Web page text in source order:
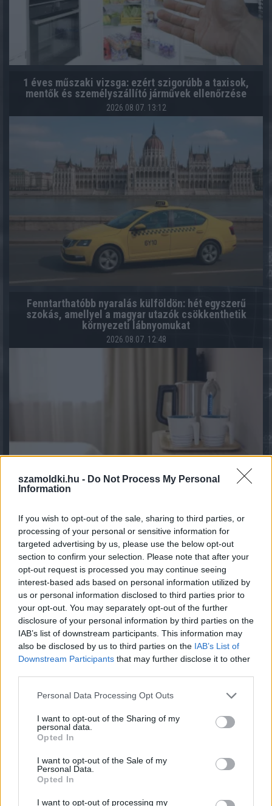
szamoldki.hu - Do Not Process My Personal
Information
If you wish to opt-out of the sale, sharing to third parties, or
processing of your personal or sensitive information for
targeted advertising by us, please use the below opt-out
section to confirm your selection. Please note that after your
opt-out request is processed you may continue seeing
interest-based ads based on personal information utilized by
us or personal information disclosed to third parties prior to
your opt-out. You may separately opt-out of the further
disclosure of your personal information by third parties on the
IAB’s list of downstream participants. This information may
also be disclosed by us to third parties on the IAB’s List of
Downstream Participants that may further disclose it to other
Please note that this website/app uses one or more Google
not limited to your visit or usage behaviour. You may click to
grant or deny consent to Google and its third-party tags to
use your data for below specified purposes in below Google
consent section.
Personal Data Processing Opt Outs
I want to opt-out of the Sharing of my
personal data.
Opted In
I want to opt-out of the Sale of my
Personal Data.
Opted In
I want to opt-out of processing my
1 éves műszaki vizsga: ezért szigorúbb a taxisok,
mentők és személyszállító járművek ellenőrzése
2026.08.07. 13:12
Fenntarthatóbb nyaralás külföldön: hét egyszerű
szokás, amellyel a magyar utazók csökkenthetik
környezeti lábnyomukat
2026.08.07. 12:48
Magyar infláció 2026 július - rekord alacsony szinten a
drágulás!
2026.08.07. 09:28
energiafelhasználását